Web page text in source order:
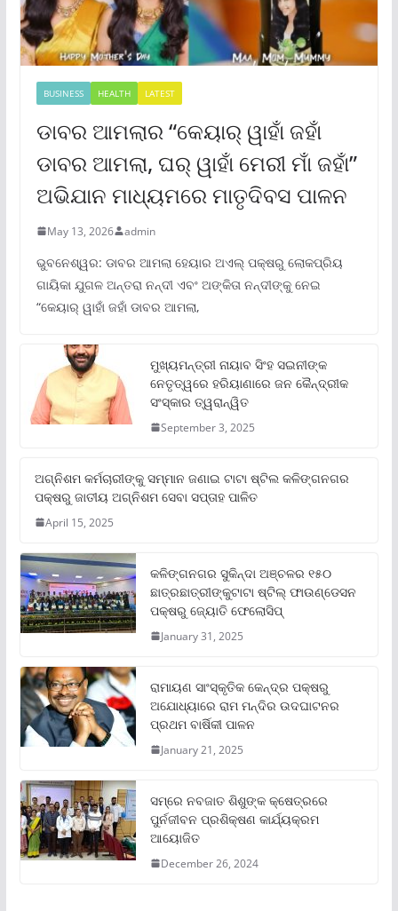
BUSINESS HEALTH LATEST
ଡାବର ଆମଲାର “କେୟାର୍ ୱାହାଁ ଜହାଁ
ଡାବର ଆମଲା, ଘର୍ ୱାହାଁ ମେରୀ ମାଁ ଜହାଁ”
ଅଭିଯାନ ମାଧ୍ୟମରେ ମାତୃଦିବସ ପାଳନ
May 13, 2026 admin
ଭୁବନେଶ୍ୱର: ଡାବର ଆମଲା ହେୟାର ଅଏଲ୍ ପକ୍ଷରୁ ଲୋକପ୍ରିୟ
ଗାୟିକା ଯୁଗଳ ଅନ୍ତରା ନନ୍ଦୀ ଏବଂ ଅଙ୍କିତା ନନ୍ଦୀଙ୍କୁ ନେଇ
“କେୟାର୍ ୱାହାଁ ଜହାଁ ଡାବର ଆମଲା,
ମୁଖ୍ୟମନ୍ତ୍ରୀ ନାୟାବ ସିଂହ ସଇନୀଙ୍କ
ନେତୃତ୍ୱରେ ହରିୟାଣାରେ ଜନ କୈନ୍ଦ୍ରୀକ
ସଂସ୍କାର ତ୍ୱରାନ୍ୱିତ
September 3, 2025
ଅଗ୍ନିଶମ କର୍ମଚାରୀଙ୍କୁ ସମ୍ମାନ ଜଣାଇ ଟାଟା ଷ୍ଟିଲ କଳିଙ୍ଗନଗର
ପକ୍ଷରୁ ଜାତୀୟ ଅଗ୍ନିଶମ ସେବା ସପ୍ତାହ ପାଳିତ
April 15, 2025
କଳିଙ୍ଗନଗର ସୁକିନ୍ଦା ଅଞ୍ଚଳର ୧୫୦
ଛାତ୍ରଛାତ୍ରୀଙ୍କୁଟାଟା ଷ୍ଟିଲ୍ ଫାଉଣ୍ଡେସନ
ପକ୍ଷରୁ ଜ୍ୟୋତି ଫେଲୋସିପ୍‌
January 31, 2025
ରାମାୟଣ ସାଂସ୍କୃତିକ କେନ୍ଦ୍ର ପକ୍ଷରୁ
ଅଯୋଧ୍ୟାରେ ରାମ ମନ୍ଦିର ଉଦଘାଟନର
ପ୍ରଥମ ବାର୍ଷିକୀ ପାଳନ
January 21, 2025
ସମ୍‌ରେ ନବଜାତ ଶିଶୁଙ୍କ କ୍ଷେତ୍ରରେ
ପୁର୍ନଜୀବନ ପ୍ରଶିକ୍ଷଣ କାର୍ଯ୍ୟକ୍ରମ
ଆୟୋଜିତ
December 26, 2024